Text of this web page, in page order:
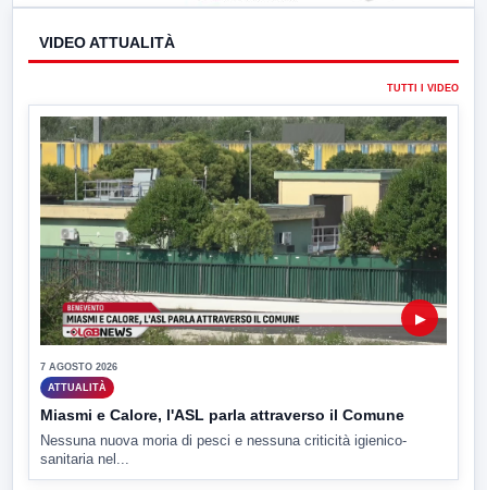
VIDEO ATTUALITÀ
TUTTI I VIDEO
▶
7 AGOSTO 2026
ATTUALITÀ
Miasmi e Calore, l'ASL parla attraverso il Comune
Nessuna nuova moria di pesci e nessuna criticità igienico-
sanitaria nel...